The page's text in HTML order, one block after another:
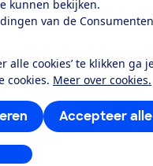
kunnen bekijken.
van de
alle cookies’ te klikken ga
cookies. Meer over cookies.
Accepteer
FV6830 Ultragliss Anti-Calc
| Zwaar